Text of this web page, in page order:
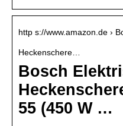
http s://www.amazon.de ›
Heckenschere…
Bosch
55 (450 W …